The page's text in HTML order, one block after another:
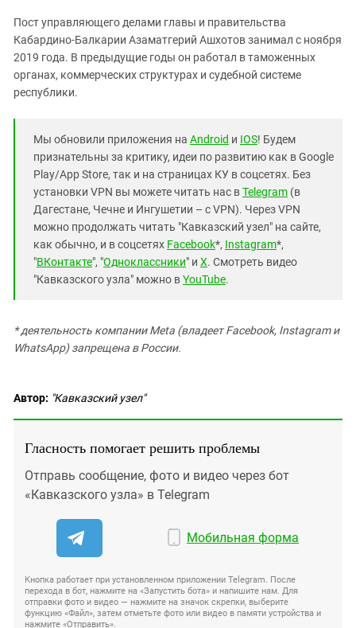
Пост управляющего делами главы и правительства
Кабардино-Балкарии Азаматгерий Ашхотов занимал с ноября
2019 года. В предыдущие годы он работал в таможенных
органах, коммерческих структурах и судебной системе
республики.
Мы обновили приложения на Android и IOS! Будем
признательны за критику, идеи по развитию как в Google
Play/App Store, так и на страницах КУ в соцсетях. Без
установки VPN вы можете читать нас вTelegram (в
Дагестане, Чечне и Ингушетии – с VPN). Через VPN
можно продолжать читать "Кавказский узел" на сайте,
как обычно, и в соцсетях Facebook*, Instagram*,
"ВКонтакте", "Одноклассники" и X. Смотреть видео
"Кавказского узла" можно вYouTube.
* деятельность компании Meta (владеет Facebook, Instagram и
WhatsApp) запрещена в России.
Автор: "Кавказский узел"
Гласность помогает решить проблемы
Отправь сообщение, фото и видео через бот
«Кавказского узла» в Telegram
Мобильная форма
Кнопка работает при установленном приложении Telegram. После
перехода в бот, нажмите на «Запустить бота» и напишите нам. Для
отправки фото и видео — нажмите на значок скрепки, выберите
функцию «Файл», затем отметьте фото или видео в памяти устройства и
нажмите «Отправить».